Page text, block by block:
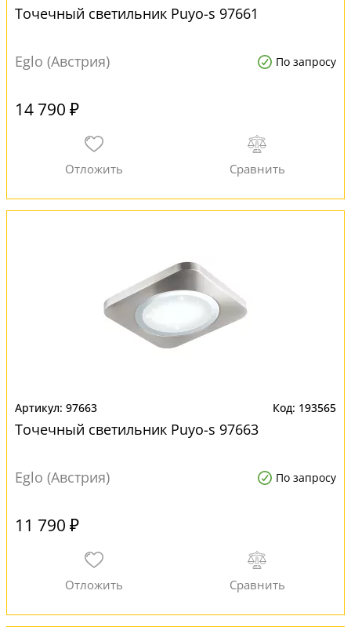
Точечный светильник Puyo-s 97661
Eglo (Австрия) По запросу
14 790 ₽
97663 193565
Точечный светильник Puyo-s 97663
Eglo (Австрия) По запросу
11 790 ₽